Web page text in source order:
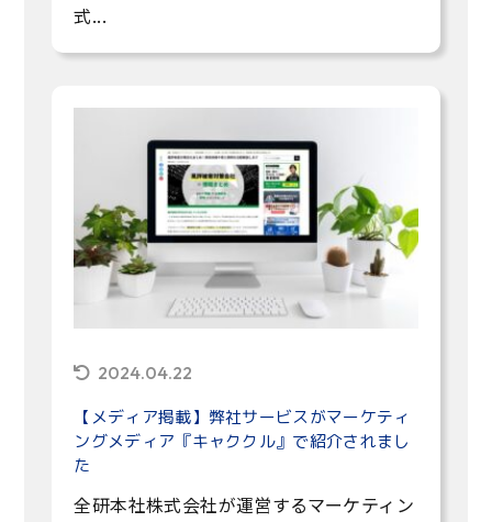
式...
2024.04.22
【メディア掲載】弊社サービスがマーケティ
ングメディア『キャククル』で紹介されまし
た
全研本社株式会社が運営するマーケティン